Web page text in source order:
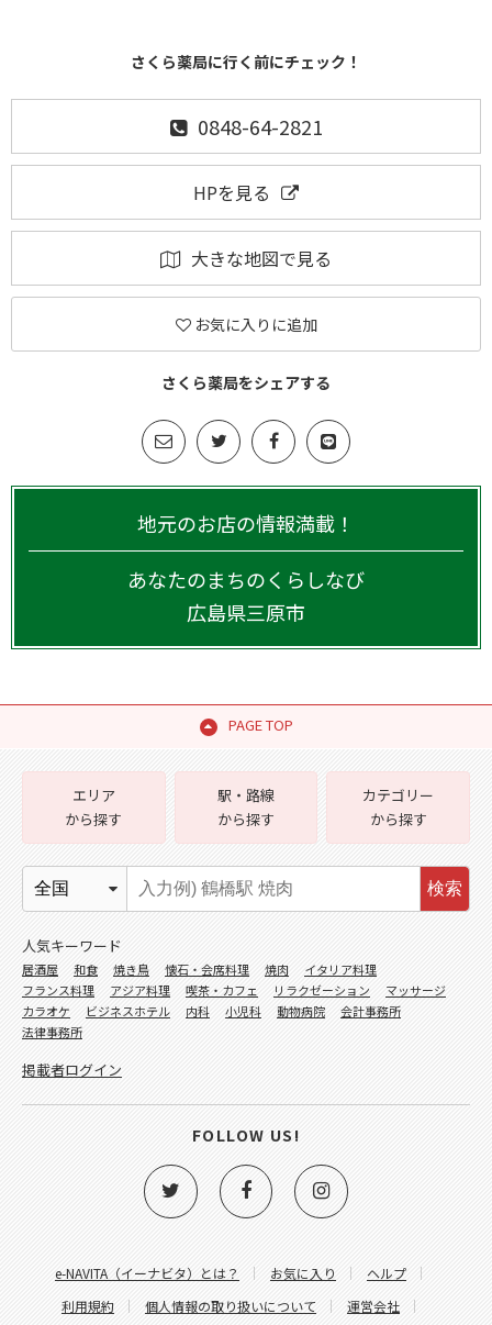
さくら薬局に行く前にチェック！
0848-64-2821
HPを見る
大きな地図で見る
お気に入りに追加
さくら薬局をシェアする
地元のお店の情報満載！
あなたのまちのくらしなび
広島県三原市
PAGE TOP
e-NAVITA（イーナビタ）とは？ お気に入り
ヘルプ
利用規約
個人情報の取り扱いについて 運営会社
エリア
から探す
駅・路線
から探す
カテゴリー
から探す
検索
人気キーワード
居酒屋 和食 焼き鳥 懐石・会席料理 焼肉
イタリア料理
フランス料理
アジア料理 喫茶・カフェ リラクゼーション
マッサージ
カラオケ
ビジネスホテル 内科 小児科 動物病院
会計事務所
法律事務所
掲載者ログイン
FOLLOW US!